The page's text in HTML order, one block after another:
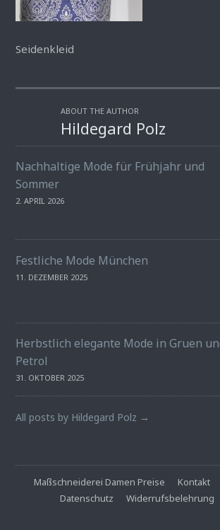
Seidenkleid
ABOUT THE AUTHOR
Hildegard Polz
Nachhaltige Mode für Frühjahr und
Sommer
2. APRIL 2026
Festliche Mode München
11. DEZEMBER 2025
Herbstlich elegante Mode in Gruen
Petrol
31. OKTOBER 2025
All posts by Hildegard Polz →
Maßschneiderei Damen Preise Kontakt
Datenschutz
Widerrufsbelehrung